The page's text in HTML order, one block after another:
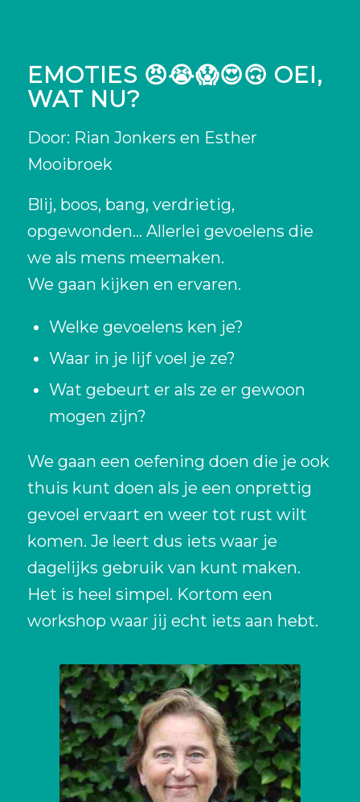
EMOTIES 😠😭😱😍🙃 OEI,
WAT NU?
Door: Rian Jonkers en Esther
Mooibroek
Blij, boos, bang, verdrietig,
opgewonden… Allerlei gevoelens die
we als mens meemaken.
We gaan kijken en ervaren.
Welke gevoelens ken je?
Waar in je lijf voel je ze?
Wat gebeurt er als ze er gewoon
mogen zijn?
We gaan een oefening doen die je ook
thuis kunt doen als je een onprettig
gevoel ervaart en weer tot rust wilt
komen. Je leert dus iets waar je
dagelijks gebruik van kunt maken.
Het is heel simpel. Kortom een
workshop waar jij echt iets aan hebt.